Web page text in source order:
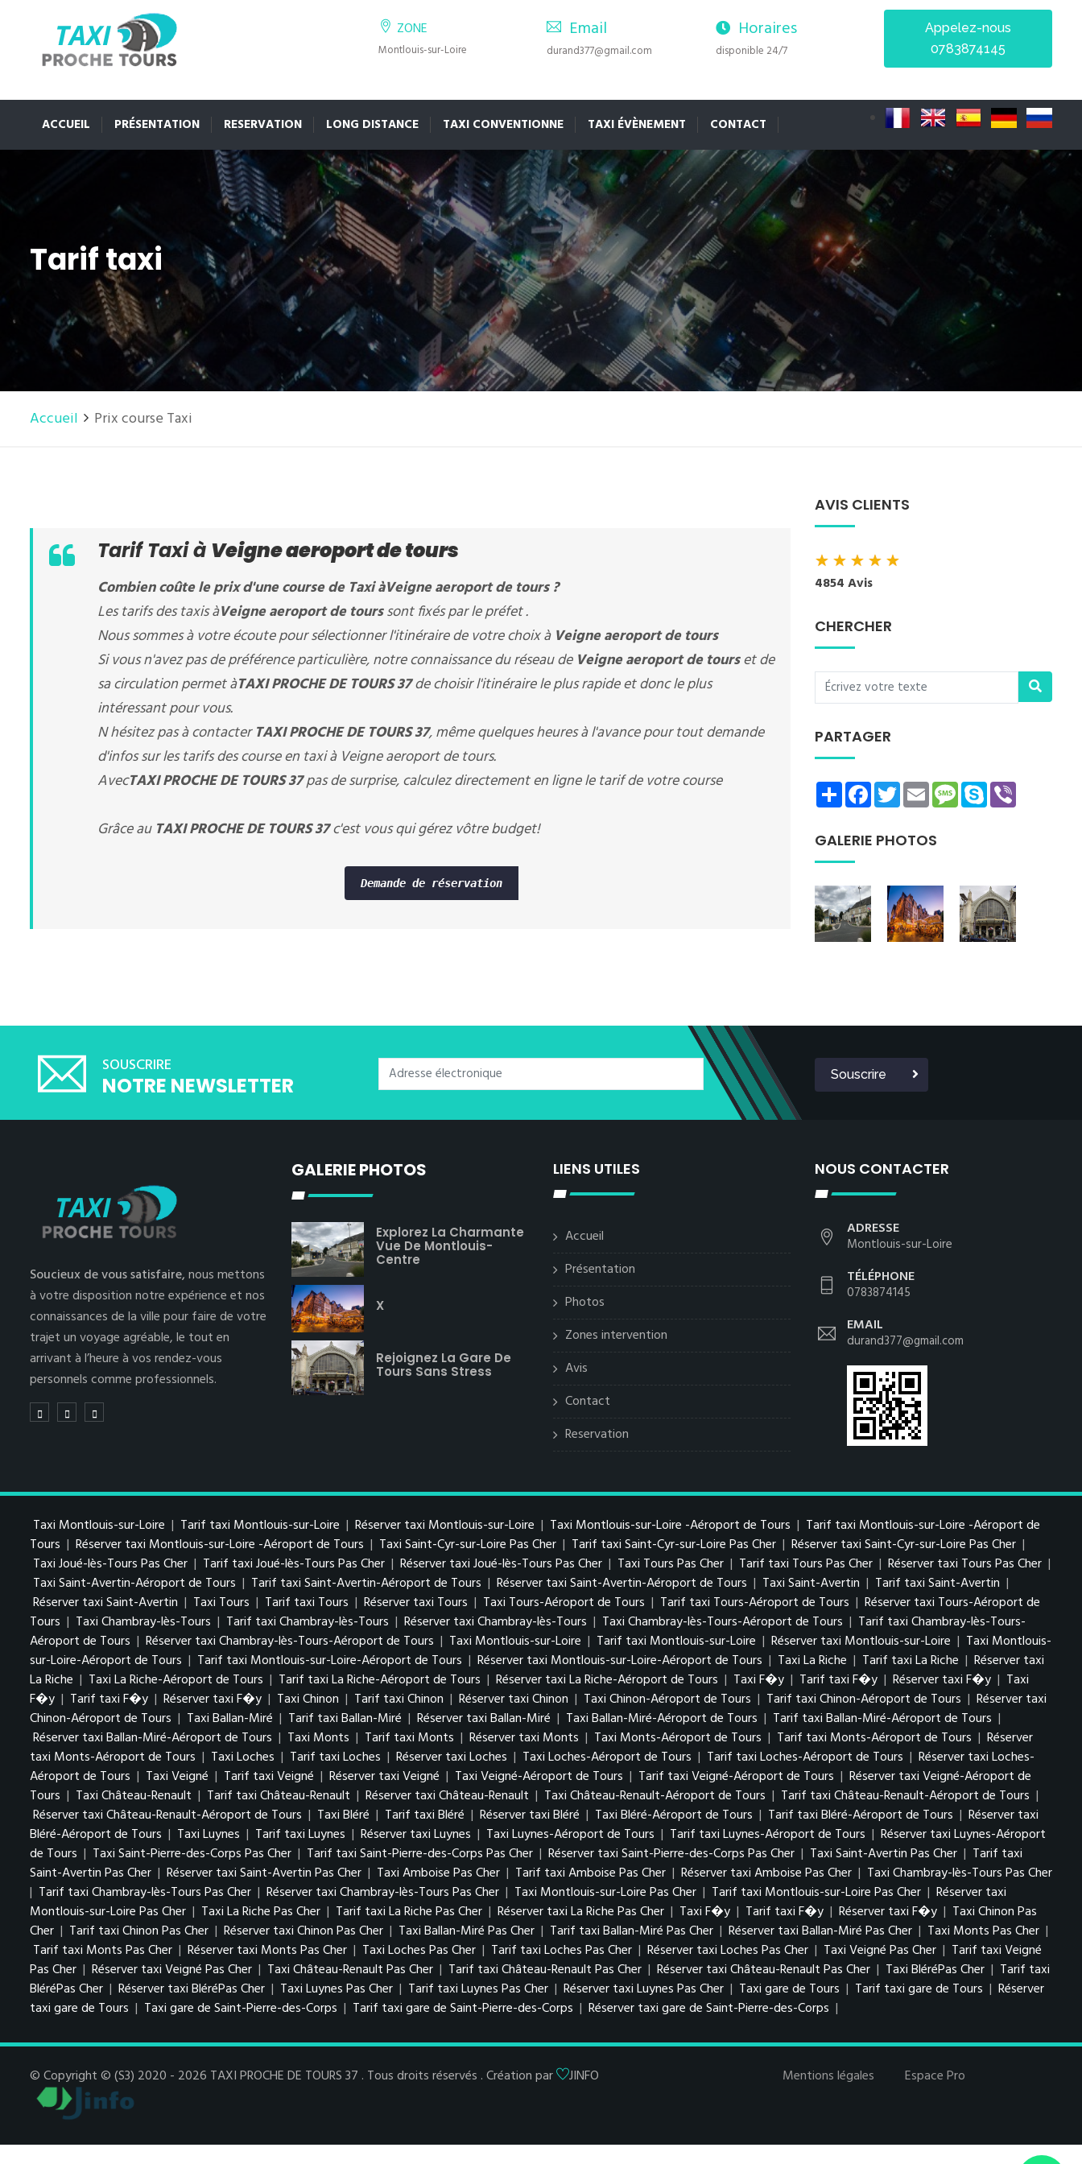
ZONE
Montlouis-sur-Loire
Email
durand377@gmail.com
Horaires
disponible 24/7
Appelez-nous
0783874145
ACCUEIL PRÉSENTATION RESERVATION LONG DISTANCE TAXI CONVENTIONNE TAXI ÉVÈNEMENT CONTACT
Tarif taxi
Accueil Prix course Taxi
Tarif Taxi à Veigne aeroport de tours
Combien coûte le prix d'une course de Taxi àVeigne aeroport de tours?
Les tarifs des taxis àVeigne aeroport de tourssont fixés par le préfet .
Nous sommes à votre écoute pour sélectionner l'itinéraire de votre choix à Veigne aeroport de tours
Si vous n'avez pas de préférence particulière, notre connaissance du réseau de Veigne aeroport de tourset de
sa circulation permet àTAXI PROCHE DE TOURS 37de choisir l'itinéraire le plus rapide et donc le plus
intéressant pour vous.
N hésitez pas à contacterTAXI PROCHE DE TOURS 37, même quelques heures à l'avance pour tout demande
d'infos sur les tarifs des course en taxi à Veigne aeroport de tours.
AvecTAXI PROCHE DE TOURS 37pas de surprise, calculez directement en ligne le tarif de votre course
Grâce au TAXI PROCHE DE TOURS 37c'est vous qui gérez vôtre budget!
Demande de réservation
AVIS CLIENTS
★★★★★
4854 Avis
CHERCHER
PARTAGER
ShareFacebookTwitterEmailMessage
Skype
GALERIE PHOTOS
SOUSCRIRE
NOTRE NEWSLETTER Souscrire
Soucieux de vous satisfaire,nous mettons
à votre disposition notre expérience et nos
connaissances de la ville pour faire de votre
trajet un voyage agréable, le tout en
arrivant à l’heure à vos rendez-vous
personnels comme professionnels.
GALERIE PHOTOS
Explorez La Charmante
Vue De Montlouis-
Centre
X
Rejoignez La Gare De
Tours Sans Stress
LIENS UTILES
Accueil
Présentation
Photos
Zones intervention
Avis
Contact
Reservation
NOUS CONTACTER
ADRESSE
Montlouis-sur-Loire
TÉLÉPHONE
0783874145
EMAIL
durand377@gmail.com
Taxi Montlouis-sur-Loire | Tarif taxi Montlouis-sur-Loire | Réserver taxi Montlouis-sur-Loire | Taxi Montlouis-sur-Loire -Aéroport de Tours | Tarif taxi Montlouis-sur-Loire -Aéroport de
Tours | Réserver taxi Montlouis-sur-Loire -Aéroport de Tours | Taxi Saint-Cyr-sur-Loire Pas Cher | Tarif taxi Saint-Cyr-sur-Loire Pas Cher | Réserver taxi Saint-Cyr-sur-Loire Pas Cher |
Taxi Joué-lès-Tours Pas Cher | Tarif taxi Joué-lès-Tours Pas Cher | Réserver taxi Joué-lès-Tours Pas Cher | Taxi Tours Pas Cher | Tarif taxi Tours Pas Cher | Réserver taxi Tours Pas Cher |
Taxi Saint-Avertin-Aéroport de Tours | Tarif taxi Saint-Avertin-Aéroport de Tours | Réserver taxi Saint-Avertin-Aéroport de Tours | Taxi Saint-Avertin | Tarif taxi Saint-Avertin |
Réserver taxi Saint-Avertin | Taxi Tours | Tarif taxi Tours | Réserver taxi Tours | Taxi Tours-Aéroport de Tours | Tarif taxi Tours-Aéroport de Tours | Réserver taxi Tours-Aéroport de
Tours | Taxi Chambray-lès-Tours | Tarif taxi Chambray-lès-Tours | Réserver taxi Chambray-lès-Tours | Taxi Chambray-lès-Tours-Aéroport de Tours | Tarif taxi Chambray-lès-Tours-
Aéroport de Tours | Réserver taxi Chambray-lès-Tours-Aéroport de Tours | Taxi Montlouis-sur-Loire | Tarif taxi Montlouis-sur-Loire | Réserver taxi Montlouis-sur-Loire | Taxi Montlouis-
sur-Loire-Aéroport de Tours | Tarif taxi Montlouis-sur-Loire-Aéroport de Tours | Réserver taxi Montlouis-sur-Loire-Aéroport de Tours | Taxi La Riche | Tarif taxi La Riche | Réserver taxi
La Riche | Taxi La Riche-Aéroport de Tours | Tarif taxi La Riche-Aéroport de Tours | Réserver taxi La Riche-Aéroport de Tours | Taxi F�y | Tarif taxi F�y | Réserver taxi F�y | Taxi
F�y | Tarif taxi F�y | Réserver taxi F�y | Taxi Chinon | Tarif taxi Chinon | Réserver taxi Chinon | Taxi Chinon-Aéroport de Tours | Tarif taxi Chinon-Aéroport de Tours | Réserver taxi
Chinon-Aéroport de Tours | Taxi Ballan-Miré | Tarif taxi Ballan-Miré | Réserver taxi Ballan-Miré | Taxi Ballan-Miré-Aéroport de Tours | Tarif taxi Ballan-Miré-Aéroport de Tours |
Réserver taxi Ballan-Miré-Aéroport de Tours | Taxi Monts | Tarif taxi Monts | Réserver taxi Monts | Taxi Monts-Aéroport de Tours | Tarif taxi Monts-Aéroport de Tours | Réserver
taxi Monts-Aéroport de Tours | Taxi Loches | Tarif taxi Loches | Réserver taxi Loches | Taxi Loches-Aéroport de Tours | Tarif taxi Loches-Aéroport de Tours | Réserver taxi Loches-
Aéroport de Tours | Taxi Veigné | Tarif taxi Veigné | Réserver taxi Veigné | Taxi Veigné-Aéroport de Tours | Tarif taxi Veigné-Aéroport de Tours | Réserver taxi Veigné-Aéroport de
Tours | Taxi Château-Renault | Tarif taxi Château-Renault | Réserver taxi Château-Renault | Taxi Château-Renault-Aéroport de Tours | Tarif taxi Château-Renault-Aéroport de Tours |
Réserver taxi Château-Renault-Aéroport de Tours | Taxi Bléré | Tarif taxi Bléré | Réserver taxi Bléré | Taxi Bléré-Aéroport de Tours | Tarif taxi Bléré-Aéroport de Tours | Réserver taxi
Bléré-Aéroport de Tours | Taxi Luynes | Tarif taxi Luynes | Réserver taxi Luynes | Taxi Luynes-Aéroport de Tours | Tarif taxi Luynes-Aéroport de Tours | Réserver taxi Luynes-Aéroport
de Tours | Taxi Saint-Pierre-des-Corps Pas Cher | Tarif taxi Saint-Pierre-des-Corps Pas Cher | Réserver taxi Saint-Pierre-des-Corps Pas Cher | Taxi Saint-Avertin Pas Cher | Tarif taxi
Saint-Avertin Pas Cher | Réserver taxi Saint-Avertin Pas Cher | Taxi Amboise Pas Cher | Tarif taxi Amboise Pas Cher | Réserver taxi Amboise Pas Cher | Taxi Chambray-lès-Tours Pas Cher
| Tarif taxi Chambray-lès-Tours Pas Cher | Réserver taxi Chambray-lès-Tours Pas Cher | Taxi Montlouis-sur-Loire Pas Cher | Tarif taxi Montlouis-sur-Loire Pas Cher | Réserver taxi
Montlouis-sur-Loire Pas Cher | Taxi La Riche Pas Cher | Tarif taxi La Riche Pas Cher | Réserver taxi La Riche Pas Cher | Taxi F�y | Tarif taxi F�y | Réserver taxi F�y | Taxi Chinon Pas
Cher | Tarif taxi Chinon Pas Cher | Réserver taxi Chinon Pas Cher | Taxi Ballan-Miré Pas Cher | Tarif taxi Ballan-Miré Pas Cher | Réserver taxi Ballan-Miré Pas Cher | Taxi Monts Pas Cher |
Tarif taxi Monts Pas Cher | Réserver taxi Monts Pas Cher | Taxi Loches Pas Cher | Tarif taxi Loches Pas Cher | Réserver taxi Loches Pas Cher | Taxi Veigné Pas Cher | Tarif taxi Veigné
Pas Cher | Réserver taxi Veigné Pas Cher | Taxi Château-Renault Pas Cher | Tarif taxi Château-Renault Pas Cher | Réserver taxi Château-Renault Pas Cher | Taxi BléréPas Cher | Tarif taxi
BléréPas Cher | Réserver taxi BléréPas Cher | Taxi Luynes Pas Cher | Tarif taxi Luynes Pas Cher | Réserver taxi Luynes Pas Cher | Taxi gare de Tours | Tarif taxi gare de Tours | Réserver
taxi gare de Tours | Taxi gare de Saint-Pierre-des-Corps | Tarif taxi gare de Saint-Pierre-des-Corps | Réserver taxi gare de Saint-Pierre-des-Corps |
© Copyright © (S3) 2020 - 2026 TAXI PROCHE DE TOURS 37 . Tous droits réservés . Création par JINFO Mentions légales Espace Pro